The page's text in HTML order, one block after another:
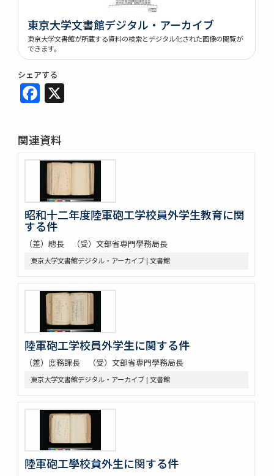
東京大学文書館デジタル・アーカイブ
東京大学文書館が所蔵する資料の検索とデジタル化された画像の閲覧が
できます。
シェアする
Facebook
関連資料
昭和十二年度陸軍砲工学校員外学生教育に関
する件
（差）總長 （受）文部省専門學務局長
東京大学文書館デジタル・アーカイブ | 文書館
陸軍砲工学校員外学生に関する件
（差）庻務課長 （受）文部省専門學務局長
東京大学文書館デジタル・アーカイブ | 文書館
陸軍砲工學校貟外生に関する件